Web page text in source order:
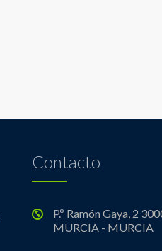
Contacto
P.º Ramón Gaya, 2
MURCIA - MURCIA